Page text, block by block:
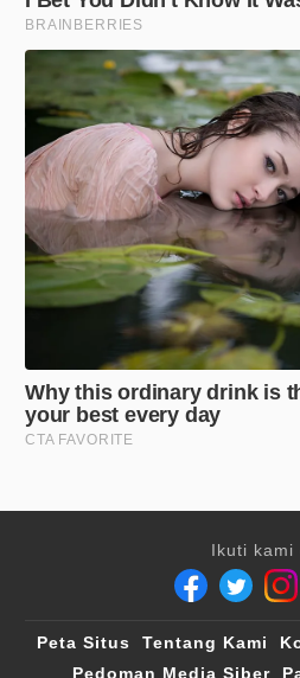
Ikuti kami
Peta Situs Tentang Kami
Pedoman Media Siber